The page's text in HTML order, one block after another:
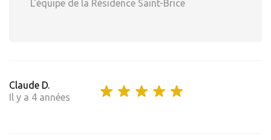
L'équipe de la Résidence Saint-Brice
Claude D.
Il y a 4 années